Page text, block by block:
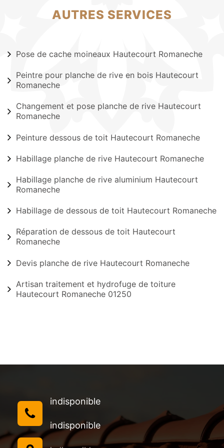
AUTRES SERVICES
Pose de cache moineaux Hautecourt Romaneche
Peintre pour planche de rive en bois Hautecourt
Romaneche
Changement et pose planche de rive Hautecourt
Romaneche
Peinture dessous de toit Hautecourt Romaneche
Habillage planche de rive Hautecourt Romaneche
Habillage planche de rive aluminium Hautecourt
Romaneche
Habillage de dessous de toit Hautecourt Romaneche
Réparation de dessous de toit Hautecourt
Romaneche
Devis planche de rive Hautecourt Romaneche
Artisan traitement et hydrofuge de toiture
Hautecourt Romaneche 01250
indisponible
indisponible